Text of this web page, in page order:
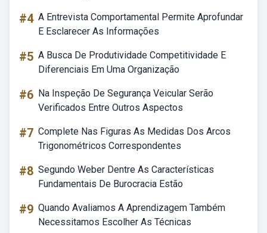
#4 A Entrevista Comportamental Permite Aprofundar
E Esclarecer As Informações
#5 A Busca De Produtividade Competitividade E
Diferenciais Em Uma Organização
#6 Na Inspeção De Segurança Veicular Serão
Verificados Entre Outros Aspectos
#7 Complete Nas Figuras As Medidas Dos Arcos
Trigonométricos Correspondentes
#8 Segundo Weber Dentre As Características
Fundamentais De Burocracia Estão
#9 Quando Avaliamos A Aprendizagem Também
Necessitamos Escolher As Técnicas